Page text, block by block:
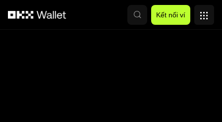
Kết nối ví